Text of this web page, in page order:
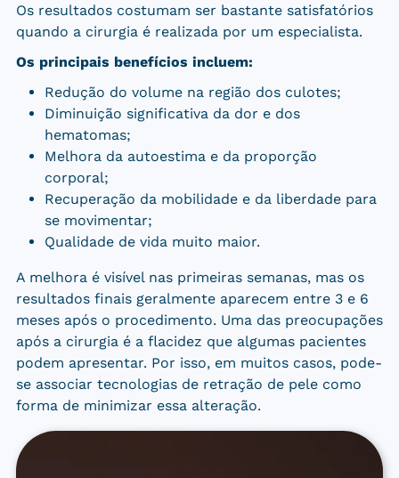
Os resultados costumam ser bastante satisfatórios
quando a cirurgia é realizada por um especialista.
Os principais benefícios incluem:
Redução do volume na região dos culotes;
Diminuição significativa da dor e dos
hematomas;
Melhora da autoestima e da proporção
corporal;
Recuperação da mobilidade e da liberdade para
se movimentar;
Qualidade de vida muito maior.
A melhora é visível nas primeiras semanas, mas os
resultados finais geralmente aparecem entre 3 e 6
meses após o procedimento. Uma das preocupações
após a cirurgia é a flacidez que algumas pacientes
podem apresentar. Por isso, em muitos casos, pode-
se associar tecnologias de retração de pele como
forma de minimizar essa alteração.